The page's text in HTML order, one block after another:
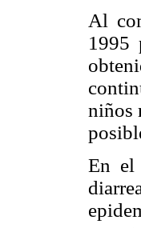
Al
1995
niños
En el